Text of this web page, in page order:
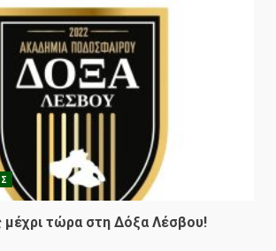
μέχρι τώρα στη Δόξα Λέσβου!